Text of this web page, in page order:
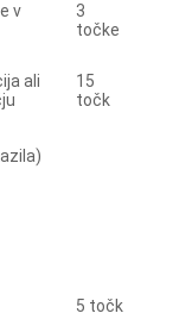
v
3
točke
ali
15
točk
5 točk